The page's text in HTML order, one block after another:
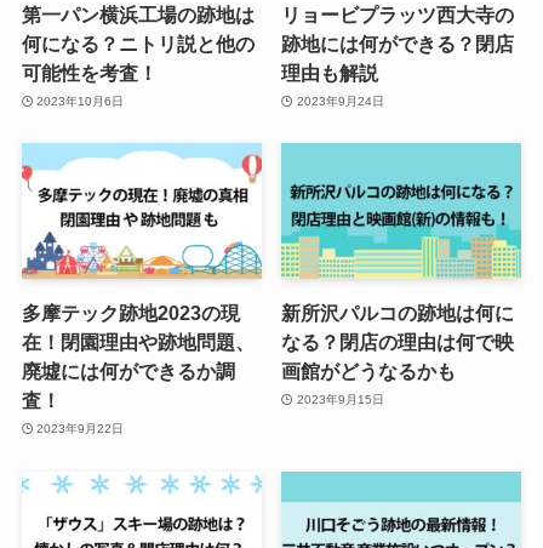
第一パン横浜工場の跡地は
何になる？ニトリ説と他の
可能性を考査！
2023年10月6日
リョービプラッツ西大寺の
跡地には何ができる？閉店
理由も解説
2023年9月24日
多摩テック跡地2023の現
在！閉園理由や跡地問題、
廃墟には何ができるか調
査！
2023年9月22日
新所沢パルコの跡地は何に
なる？閉店の理由は何で映
画館がどうなるかも
2023年9月15日